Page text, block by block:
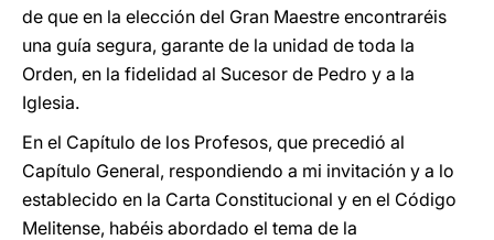
de que en la elección del Gran Maestre encontraréis
una guía segura, garante de la unidad de toda la
Orden, en la fidelidad al Sucesor de Pedro y a la
Iglesia.
En el Capítulo de los Profesos, que precedió al
Capítulo General, respondiendo a mi invitación y a lo
establecido en la Carta Constitucional y en el Código
Melitense, habéis abordado el tema de la